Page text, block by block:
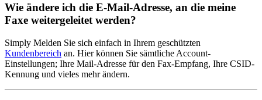
Wie ändere ich die E-Mail-Adresse, an die meine
Faxe weitergeleitet werden?
Simply Melden Sie sich einfach in Ihrem geschützten
Kundenbereich an. Hier können Sie sämtliche Account-
Einstellungen; Ihre Mail-Adresse für den Fax-Empfang, Ihre CSID-
Kennung und vieles mehr ändern.